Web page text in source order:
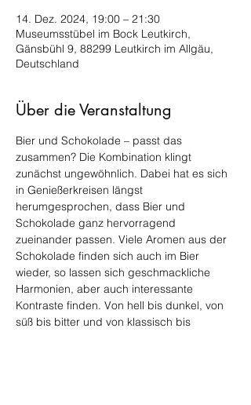
14. Dez. 2024, 19:00 – 21:30
Museumsstübel im Bock Leutkirch,
Gänsbühl 9, 88299 Leutkirch im Allgäu,
Deutschland
Über die Veranstaltung
Bier und Schokolade – passt das
zusammen? Die Kombination klingt
zunächst ungewöhnlich. Dabei hat es sich
in Genießerkreisen längst
herumgesprochen, dass Bier und
Schokolade ganz hervorragend
zueinander passen. Viele Aromen aus der
Schokolade finden sich auch im Bier
wieder, so lassen sich geschmackliche
Harmonien, aber auch interessante
Kontraste finden. Von hell bis dunkel, von
süß bis bitter und von klassisch bis